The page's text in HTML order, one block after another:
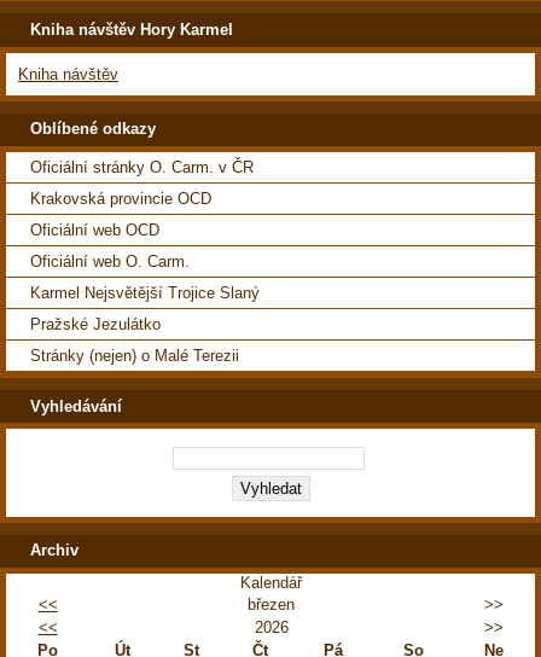
Kniha návštěv Hory Karmel
Kniha návštěv
Oblíbené odkazy
Oficiální stránky O. Carm. v ČR
Krakovská provincie OCD
Oficiální web OCD
Oficiální web O. Carm.
Karmel Nejsvětější Trojice Slaný
Pražské Jezulátko
Stránky (nejen) o Malé Terezii
Vyhledávání
Archiv
Kalendář
<<
březen
>>
<<
2026
>>
Po
Út St Čt Pá So Ne